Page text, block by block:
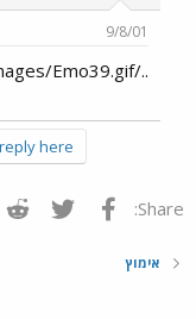
9/8/01
../images/Emo39.gif תודה שולינקה אתר מתוקקקק
here.
Share: פייסבוק Twitter
אימוץ